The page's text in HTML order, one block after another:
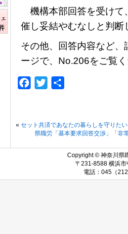
機構本部回答を受けて
催し妥結やむなしと判断
その他、回答内容など、
ージで、No.206をご覧
Facebook
Twitter
« セット共済であなたの暮らしを守りたい
県職労「基本要求回答交渉」「非
Copyright © 神奈川県
〒231-8588 横浜市
電話：045（